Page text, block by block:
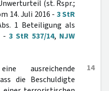
(st. Rspr.;
14. Juli 2016 - 3 StR
1 Beteiligung als
-3 StR 537/14, NJW
14
ausreichende
die Beschuldigte